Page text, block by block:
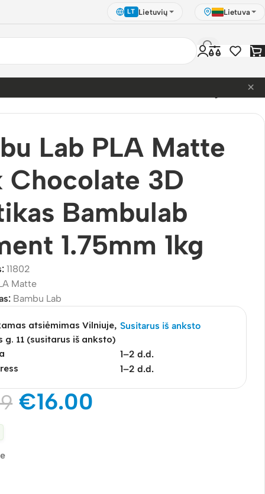
LT Lietuvių Lietuva
×
3D Plastikas Bambulab Filament 1.75mm 1kg
Lab PLA Matte
Chocolate 3D
Bambulab
1.75mm 1kg
11802
Matte
Bambu Lab
atsiėmimas Vilniuje,
g. 11 (susitarus iš anksto)
Susitarus iš anksto
1–2 d.d.
1–2 d.d.
€16.00